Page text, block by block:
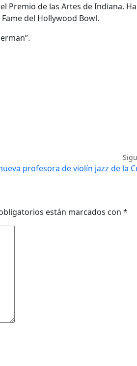
Premio de las Artes de Indiana.
del Hollywood Bowl.
profesora de violín jazz de la
están marcados con *